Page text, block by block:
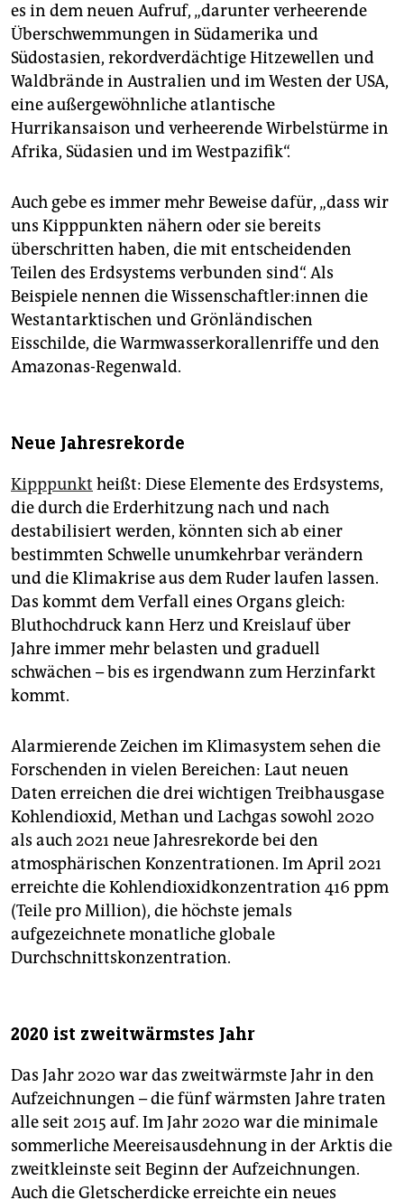
es in dem neuen Aufruf, „darunter verheerende
Überschwemmungen in Südamerika und
Südostasien, rekordverdächtige Hitzewellen und
Waldbrände in Australien und im Westen der USA,
eine außergewöhnliche atlantische
Hurrikansaison und verheerende Wirbelstürme in
Afrika, Südasien und im Westpazifik“.
Auch gebe es immer mehr Beweise dafür, „dass wir
uns Kipppunkten nähern oder sie bereits
überschritten haben, die mit entscheidenden
Teilen des Erdsystems verbunden sind“. Als
Beispiele nennen die Wis­sen­schaft­le­r:in­nen die
Westantarktischen und Grönländischen
Eisschilde, die Warmwasserkorallenriffe und den
Amazonas-Regenwald.
Neue Jahresrekorde
Kipppunkt heißt: Diese Elemente des Erdsystems,
die durch die Erderhitzung nach und nach
destabilisiert werden, könnten sich ab einer
bestimmten Schwelle unumkehrbar verändern
und die Klimakrise aus dem Ruder laufen lassen.
Das kommt dem Verfall eines Organs gleich:
Bluthochdruck kann Herz und Kreislauf über
Jahre immer mehr belasten und graduell
schwächen – bis es irgendwann zum Herzinfarkt
kommt.
Alarmierende Zeichen im Klimasystem sehen die
Forschenden in vielen Bereichen: Laut neuen
Daten erreichen die drei wichtigen Treibhausgase
Kohlendioxid, Methan und Lachgas sowohl 2020
als auch 2021 neue Jahresrekorde bei den
atmosphärischen Konzentrationen. Im April 2021
erreichte die Kohlendioxidkonzentration 416 ppm
(Teile pro Million), die höchste jemals
aufgezeichnete monatliche globale
Durchschnittskonzentration.
2020 ist zweitwärmstes Jahr
Das Jahr 2020 war das zweitwärmste Jahr in den
Aufzeichnungen – die fünf wärmsten Jahre traten
alle seit 2015 auf. Im Jahr 2020 war die minimale
sommerliche Meereisausdehnung in der Arktis die
zweitkleinste seit Beginn der Aufzeichnungen.
Auch die Gletscherdicke erreichte ein neues